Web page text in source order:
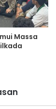
Massa